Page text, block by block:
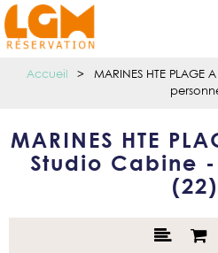
Accueil >
MARINES HTE
MARINES HTE
Studio Cabine
(22 )